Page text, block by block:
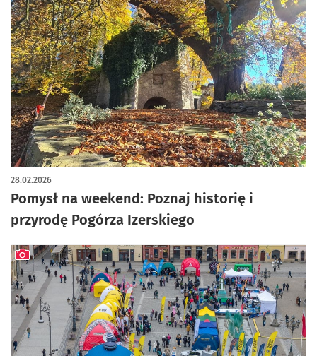
Pomysł na weekend: Poznaj historię i
przyrodę Pogórza Izerskiego
28.02.2026